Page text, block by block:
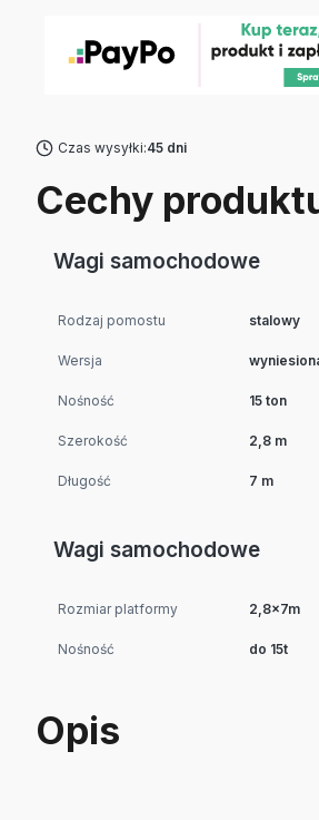
Czas wysyłki:45 dni
Cechy
Wagi samochodowe
Rodzaj pomostu stalowy
Wersja
Nośność 15 ton
Szerokość 2,8 m
Długość 7 m
Wagi samochodowe
Rozmiar platformy 2,8x7m
Nośność do 15t
Opis